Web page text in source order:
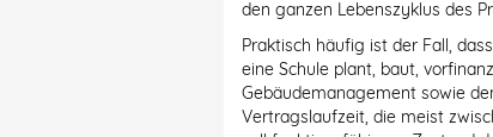
den ganzen Lebenszyklus des
Praktisch häufig ist der Fall,
eine Schule plant, baut,
Gebäudemanagement sowie
Vertragslaufzeit, die meist